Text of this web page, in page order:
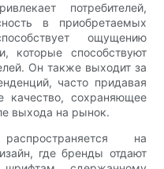
потребителей,
в приобретаемых
ощущению
которые способствуют
Он также выходит за
часто придавая
качество, сохраняющее
выхода на рынок.
на
где бренды отдают